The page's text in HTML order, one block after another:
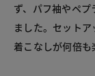
ず、パフ袖やペ
ました。セット
着こなしが何倍も